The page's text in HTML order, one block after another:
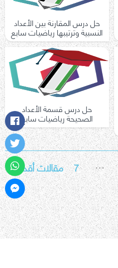
حل درس المقارنة بين الأعداد
النسبية وترتيبها رياضيات سابع
حل درس قسمة الأعداد
الصحيحة رياضيات سابع
…
7 مقالات أقدم←